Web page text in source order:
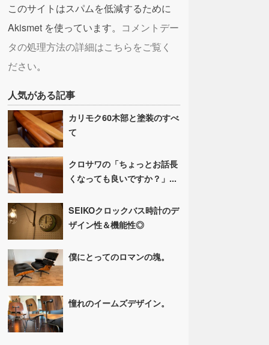
このサイトはスパムを低減するために
Akismet を使っています。 コメントデー
タの処理方法の詳細はこちらをご覧く
ださい。
人気がある記事
カリモク60木部と塗装のすべ
て
クロサワの「ちょっとお話長
くなっても良いですか？」...
SEIKOクロックバス時計のデ
ザイン性＆機能性◎
僕にとってのロマンの塊。
憧れのイームズデザイン。